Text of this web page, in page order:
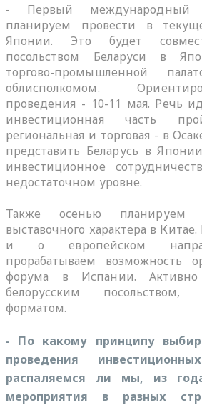
- Первый международный
планируем провести в
Японии. Это будет
посольством Беларуси в
торгово-промышленной
облисполкомом.
проведения - 10-11 мая. Речь
инвестиционная часть
региональная и торговая - в
представить Беларусь в
инвестиционное
недостаточном уровне.
Также осенью планируем
выставочного характера в
и о европейском
прорабатываем возможность
форума в Испании.
белорусским
форматом.
- По какому принципу
проведения
распаляемся ли мы, из
мероприятия в разных